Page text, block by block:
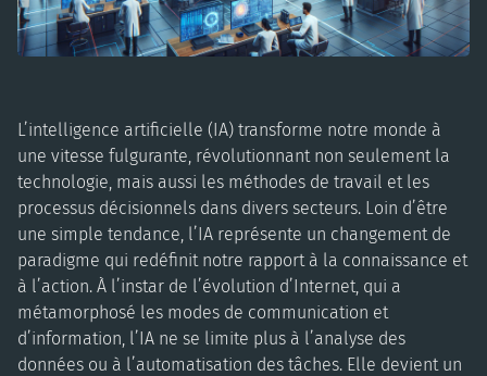
L’intelligence artificielle (IA) transforme notre monde à
une vitesse fulgurante, révolutionnant non seulement la
technologie, mais aussi les méthodes de travail et les
processus décisionnels dans divers secteurs. Loin d’être
une simple tendance, l’IA représente un changement de
paradigme qui redéfinit notre rapport à la connaissance et
à l’action. À l’instar de l’évolution d’Internet, qui a
métamorphosé les modes de communication et
d’information, l’IA ne se limite plus à l’analyse des
données ou à l’automatisation des tâches. Elle devient un